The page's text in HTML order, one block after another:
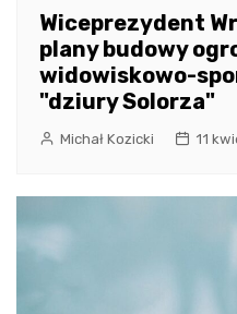
Wiceprezydent
plany budowy
widowiskowo-
"dziury Solorza"
Michał Kozicki 11